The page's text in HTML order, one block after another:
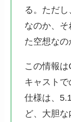
る。ただ
なのか、
た空想なの
この情報
キャスト
仕様は、
ど、大胆